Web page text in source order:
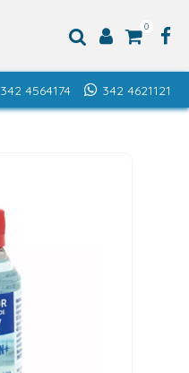
0
342 4621121
342 4564174